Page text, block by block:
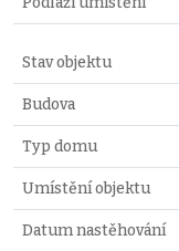
Stav objektu
Budova
Typ domu
Umístění objektu
Datum nastěhování